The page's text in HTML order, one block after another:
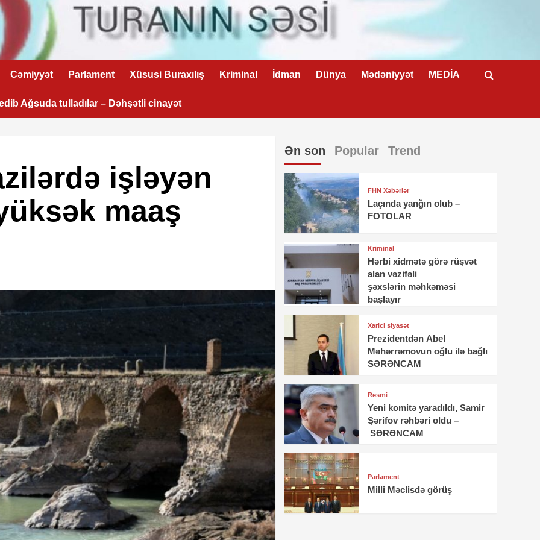
Cəmiyyət Parlament Xüsusi Buraxılış Kriminal İdman Dünya Mədəniyyət MEDİA
Ağsuda tulladılar – Dəhşətli cinayət
işləyən
maaş
Ən son Popular Trend
FHN Xəbərlər
Laçında yanğın olub –
FOTOLAR
Kriminal
Hərbi xidmətə görə rüşvət
alan vəzifəli
şəxslərin məhkəməsi
başlayır
Xarici siyasət
Prezidentdən Abel
Məhərrəmovun oğlu ilə bağlı
SƏRƏNCAM
Rəsmi
Yeni komitə yaradıldı, Samir
Şərifov rəhbəri oldu –
SƏRƏNCAM
Parlament
Milli Məclisdə görüş